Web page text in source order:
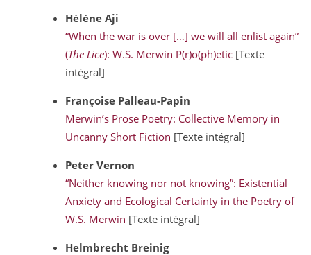
Hélène Aji
“When the war is over […] we will all enlist again”
(The Lice): W.S. Merwin P(r)o(ph)etic [Texte
intégral]
Françoise Palleau-Papin
Merwin’s Prose Poetry: Collective Memory in
Uncanny Short Fiction [Texte intégral]
Peter Vernon
“Neither knowing nor not knowing”: Existential
Anxiety and Ecological Certainty in the Poetry of
W.S. Merwin [Texte intégral]
Helmbrecht Breinig